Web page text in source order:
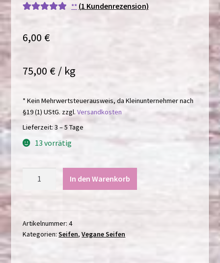
basierend auf
rtung
** (1 Kundenrezension)
6,00 €
75,00 € / kg
* Kein Mehrwertsteuerausweis, da Kleinunternehmer nach
§19 (1) UStG. zzgl.Versandkosten
Lieferzeit:3 – 5 Tage
13 vorrätig
Menge
In den Warenkorb
Artikelnummer:4
Kategorien:Seifen,Vegane Seifen